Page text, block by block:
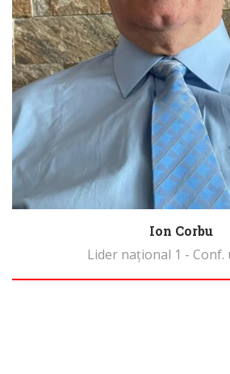
Ion Corbu
Lider național 1 - Conf.